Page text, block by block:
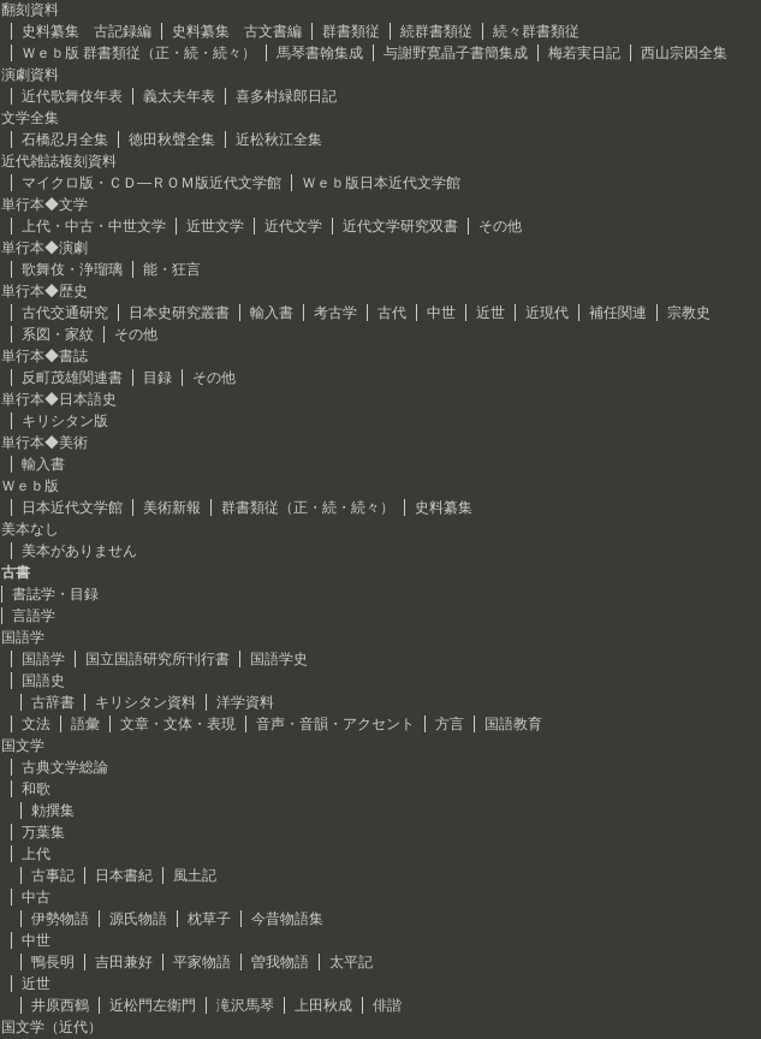
翻刻資料
史料纂集 古記録編
史料纂集 古文書編 群書類従 続群書類従
続々群書類従
Ｗｅｂ版 群書類従（正・続・続々）
馬琴書翰集成 与謝野寛晶子書簡集成 梅若実日記
西山宗因全集
演劇資料
近代歌舞伎年表
義太夫年表
喜多村緑郎日記
文学全集
石橋忍月全集
徳田秋聲全集
近松秋江全集
近代雑誌複刻資料
マイクロ版・ＣＤ―ＲＯＭ版近代文学館
Ｗｅｂ版日本近代文学館
単行本◆文学
上代・中古・中世文学
近世文学 近代文学 近代文学研究双書
その他
単行本◆演劇
歌舞伎・浄瑠璃
能・狂言
単行本◆歴史
古代交通研究
日本史研究叢書 輸入書 考古学 古代 中世 近世 近現代 補任関連
宗教史
系図・家紋
その他
単行本◆書誌
反町茂雄関連書
目録
その他
単行本◆日本語史
キリシタン版
単行本◆美術
輸入書
Ｗｅｂ版
日本近代文学館
美術新報 群書類従（正・続・続々）
史料纂集
美本なし
美本がありません
古書
書誌学・目録
言語学
国語学
国語学
国立国語研究所刊行書
国語学史
国語史
古辞書
キリシタン資料
洋学資料
文法
語彙 文章・文体・表現 音声・音韻・アクセント 方言
国語教育
国文学
古典文学総論
和歌
勅撰集
万葉集
上代
古事記
日本書紀
風土記
中古
伊勢物語
源氏物語 枕草子
今昔物語集
中世
鴨長明
吉田兼好 平家物語 曽我物語
太平記
近世
井原西鶴
近松門左衛門 滝沢馬琴 上田秋成
俳諧
国文学（近代）